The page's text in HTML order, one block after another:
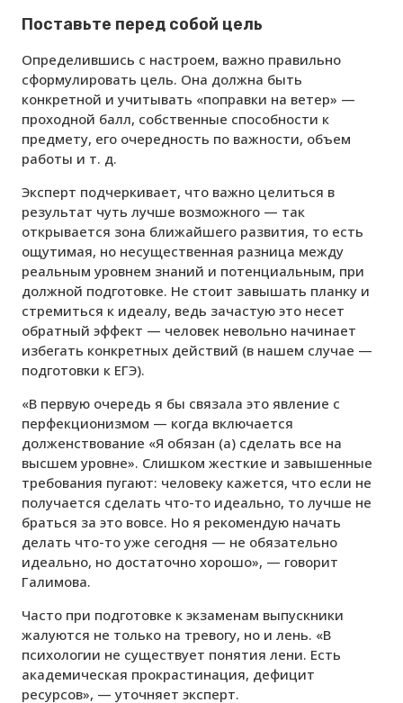
Поставьте перед собой цель
Определившись с настроем, важно правильно
сформулировать цель. Она должна быть
конкретной и учитывать «поправки на ветер» —
проходной балл, собственные способности к
предмету, его очередность по важности, объем
работы и т. д.
Эксперт подчеркивает, что важно целиться в
результат чуть лучше возможного — так
открывается зона ближайшего развития, то есть
ощутимая, но несущественная разница между
реальным уровнем знаний и потенциальным, при
должной подготовке. Не стоит завышать планку и
стремиться к идеалу, ведь зачастую это несет
обратный эффект — человек невольно начинает
избегать конкретных действий (в нашем случае —
подготовки к ЕГЭ).
«В первую очередь я бы связала это явление с
перфекционизмом — когда включается
долженствование «Я обязан (а) сделать все на
высшем уровне». Слишком жесткие и завышенные
требования пугают: человеку кажется, что если не
получается сделать что-то идеально, то лучше не
браться за это вовсе. Но я рекомендую начать
делать что-то уже сегодня — не обязательно
идеально, но достаточно хорошо», — говорит
Галимова.
Часто при подготовке к экзаменам выпускники
жалуются не только на тревогу, но и лень. «В
психологии не существует понятия лени. Есть
академическая прокрастинация, дефицит
ресурсов», — уточняет эксперт.